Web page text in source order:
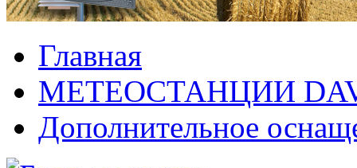
Главная
МЕТЕОСТАНЦИИ
Дополнительное